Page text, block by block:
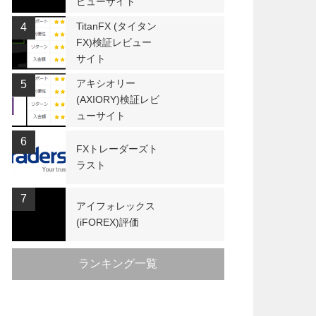
4
TitanFX (タイタン
FX)検証レビュー
サイト
5
アキシオリー
(AXIORY)検証レビ
ューサイト
6
FXトレーダーズト
ラスト
7
アイフォレックス
(iFOREX)評価
ランキング一覧